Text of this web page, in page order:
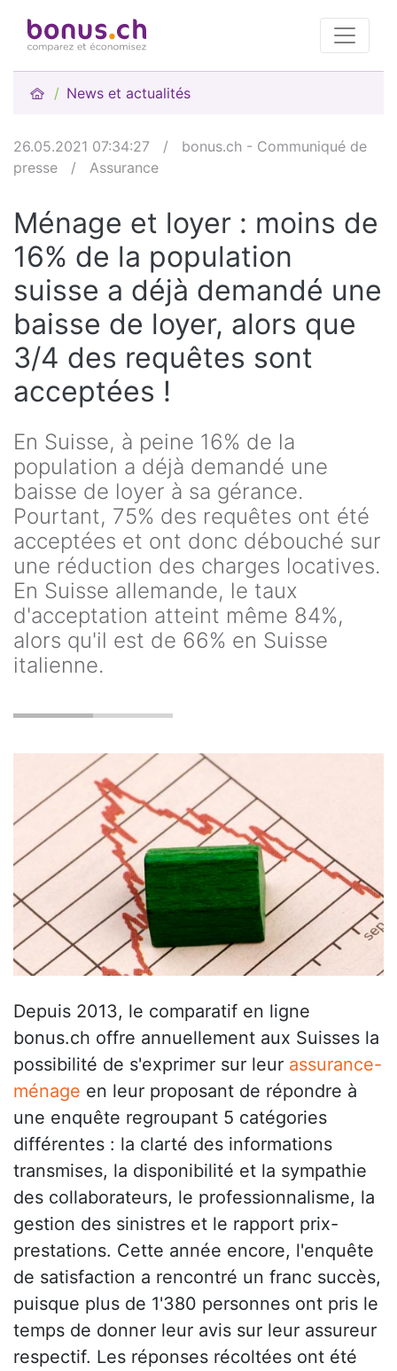
News et actualités
26.05.2021 07:34:27 /
bonus.ch - Communiqué de
presse
/ Assurance
Ménage et loyer : moins de
16% de la population
suisse a déjà demandé une
baisse de loyer, alors que
3/4 des requêtes sont
acceptées !
En Suisse, à peine 16% de la
population a déjà demandé une
baisse de loyer à sa gérance.
Pourtant, 75% des requêtes ont été
acceptées et ont donc débouché sur
une réduction des charges locatives.
En Suisse allemande, le taux
d'acceptation atteint même 84%,
alors qu'il est de 66% en Suisse
italienne.
Depuis 2013, le comparatif en ligne
bonus.ch offre annuellement aux Suisses la
possibilité de s'exprimer sur leur assurance-
ménage en leur proposant de répondre à
une enquête regroupant 5 catégories
différentes : la clarté des informations
transmises, la disponibilité et la sympathie
des collaborateurs, le professionnalisme, la
gestion des sinistres et le rapport prix-
prestations. Cette année encore, l'enquête
de satisfaction a rencontré un franc succès,
puisque plus de 1'380 personnes ont pris le
temps de donner leur avis sur leur assureur
respectif. Les réponses récoltées ont été